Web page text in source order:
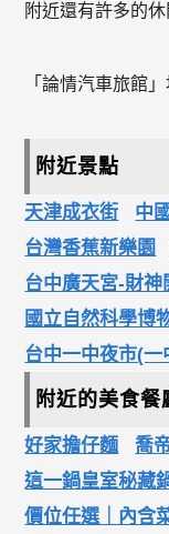
附近還有許多的
「論情汽車旅館
附近景點
天津成衣街 中
台灣香蕉新樂園
台中廣天宮-財神
國立自然科學博
台中一中夜市(一
附近的美食餐
好家擔仔麵
喬
這一鍋皇室秘藏
價位任選｜內含